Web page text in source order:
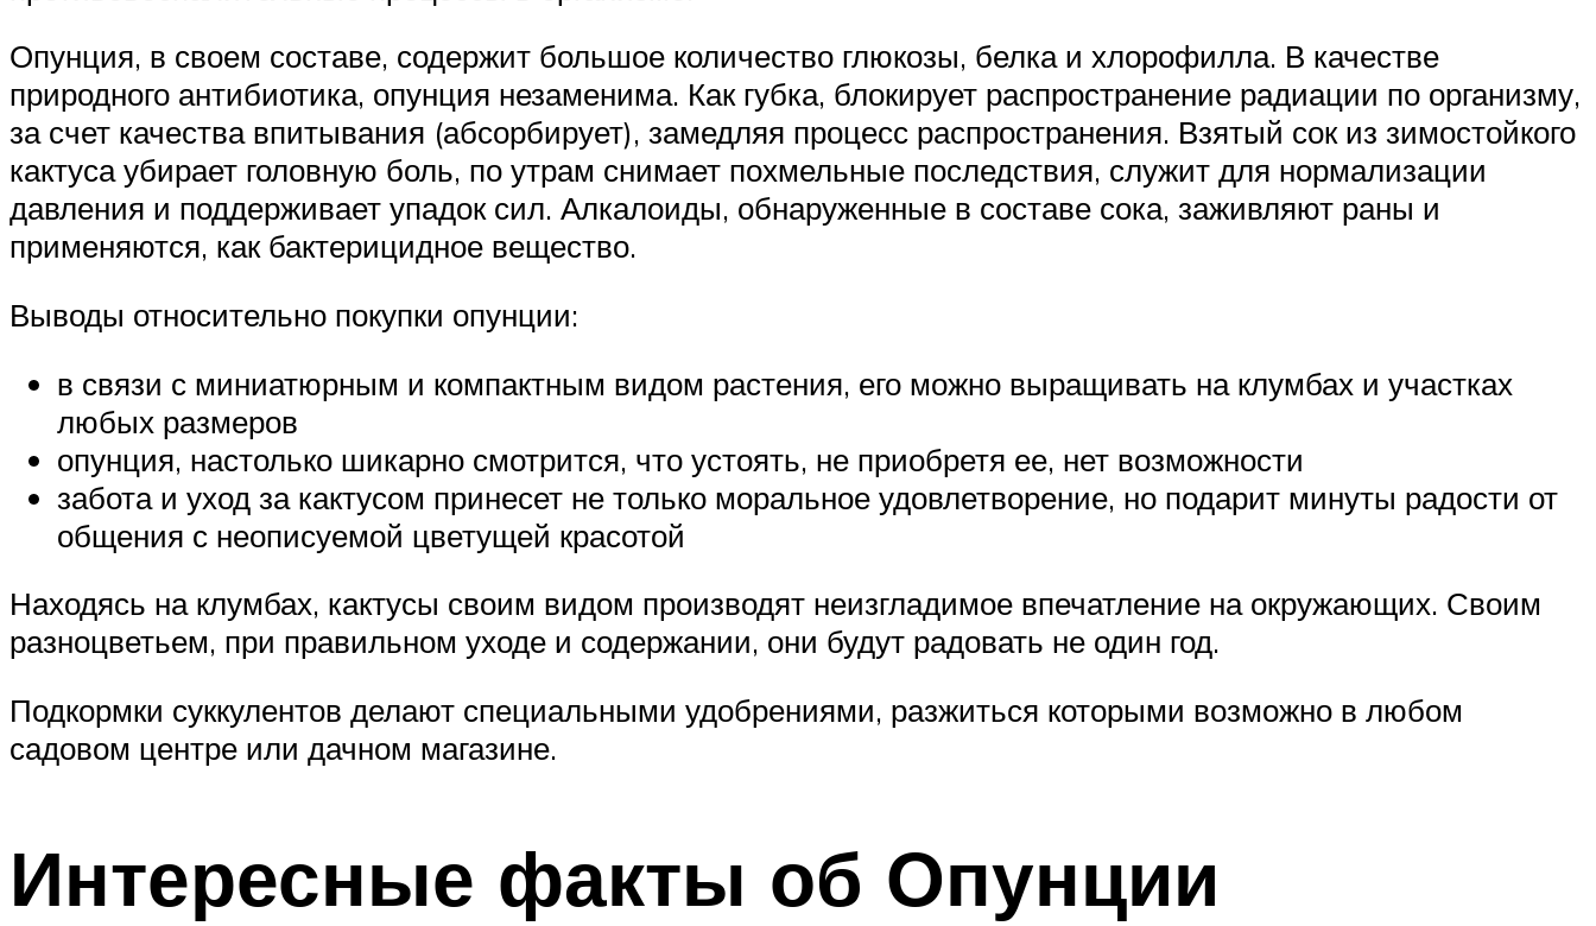
Опунция, в своем составе, содержит большое количество глюкозы, белка и хлорофилла. В качестве
природного антибиотика, опунция незаменима. Как губка, блокирует распространение радиации по организму,
за счет качества впитывания (абсорбирует), замедляя процесс распространения. Взятый сок из зимостойкого
кактуса убирает головную боль, по утрам снимает похмельные последствия, служит для нормализации
давления и поддерживает упадок сил. Алкалоиды, обнаруженные в составе сока, заживляют раны и
применяются, как бактерицидное вещество.
Выводы относительно покупки опунции:
в связи с миниатюрным и компактным видом растения, его можно выращивать на клумбах и участках
любых размеров
опунция, настолько шикарно смотрится, что устоять, не приобретя ее, нет возможности
забота и уход за кактусом принесет не только моральное удовлетворение, но подарит минуты радости от
общения с неописуемой цветущей красотой
Находясь на клумбах, кактусы своим видом производят неизгладимое впечатление на окружающих. Своим
разноцветьем, при правильном уходе и содержании, они будут радовать не один год.
Подкормки суккулентов делают специальными удобрениями, разжиться которыми возможно в любом
садовом центре или дачном магазине.
Интересные факты об Опунции